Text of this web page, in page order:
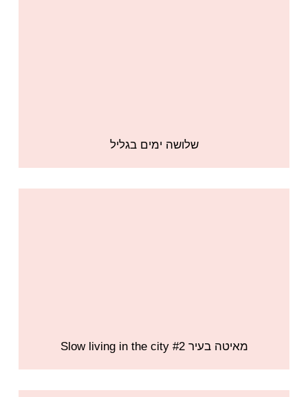
שלושה ימים בגליל
מאיטה בעיר #2 Slow living in the city